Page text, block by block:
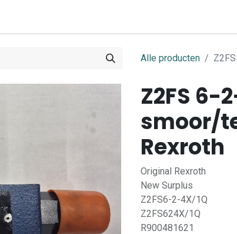
Alle producten
Z2FS 6-
smoor/
Rexroth
Original Rexroth
New Surplus
Z2FS6-2-4X/1Q
Z2FS624X/1Q
R900481621